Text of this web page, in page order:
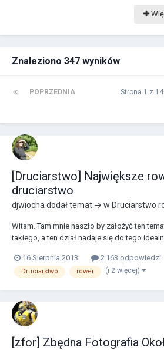
Znaleziono 347 wyników
POPRZEDNIA Strona 1 z 14
[Druciarstwo] Największe
druciarstwo
djwiocha dodał temat → w Druciarstwo
Witam. Tam mnie naszło by założyć ten
takiego, a ten dział nadaje się do tego
ucieraniem du** szkłem, koromysłem itp.)
życiu. Nie ważne czy to wy byliś...
16 Sierpnia 2013 2 163 odpowiedzi
Druciarstwo rower (i 2 więcej)
[zfor] Zbędna Fotografia